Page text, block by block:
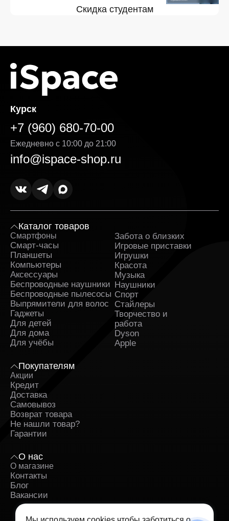
Скидка студентам
Курск
+7 (960) 680-70-00
Ежедневно с 10:00 до 21:00
info@ispace-shop.ru
Каталог товаров
Смартфоны
Смарт-часы
Планшеты
Компьютеры
Аксессуары
Беспроводные наушники
Беспроводные пылесосы
Выпрямители для волос
Гаджеты
Для детей
Для дома
Для учёбы
Забота о близких
Игровые приставки
Игрушки
Красота
Музыка
Наушники
Спорт
Стайлеры
Творчество и
работа
Dyson
Apple
Покупателям
Акции
Кредит
Доставка
Самовывоз
Возврат товара
Не нашли товар?
Гарантии
О нас
О магазине
Контакты
Блог
Вакансии